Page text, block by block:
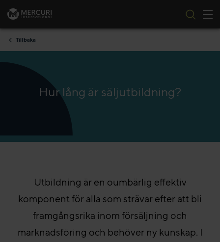
Skip to content
Tillbaka
Hur lång är säljutbildning?
Utbildning är en oumbärlig effektiv
komponent för alla som strävar efter att bli
framgångsrika inom försäljning och
marknadsföring och behöver ny kunskap. I